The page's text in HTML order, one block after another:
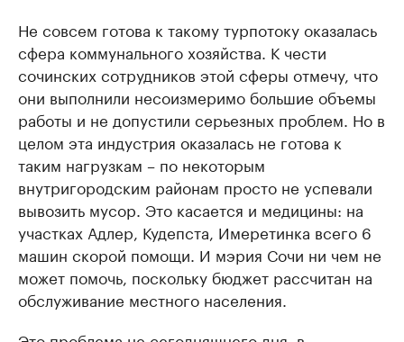
Не совсем готова к такому турпотоку оказалась
сфера коммунального хозяйства. К чести
сочинских сотрудников этой сферы отмечу, что
они выполнили несоизмеримо большие объемы
работы и не допустили серьезных проблем. Но в
целом эта индустрия оказалась не готова к
таким нагрузкам – по некоторым
внутригородским районам просто не успевали
вывозить мусор. Это касается и медицины: на
участках Адлер, Кудепста, Имеретинка всего 6
машин скорой помощи. И мэрия Сочи ни чем не
может помочь, поскольку бюджет рассчитан на
обслуживание местного населения.